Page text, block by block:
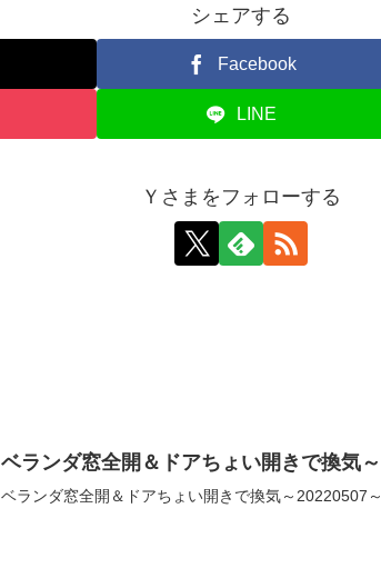
シェアする
Facebook
LINE
Ｙさまをフォローする
ベランダ窓全開＆ドアちょい開きで換気～
ベランダ窓全開＆ドアちょい開きで換気～20220507～